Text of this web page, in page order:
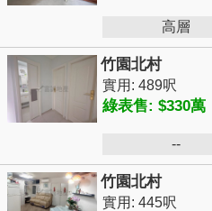
高層
竹園北村
實用: 489呎
綠表售: $330萬
--
竹園北村
實用: 445呎